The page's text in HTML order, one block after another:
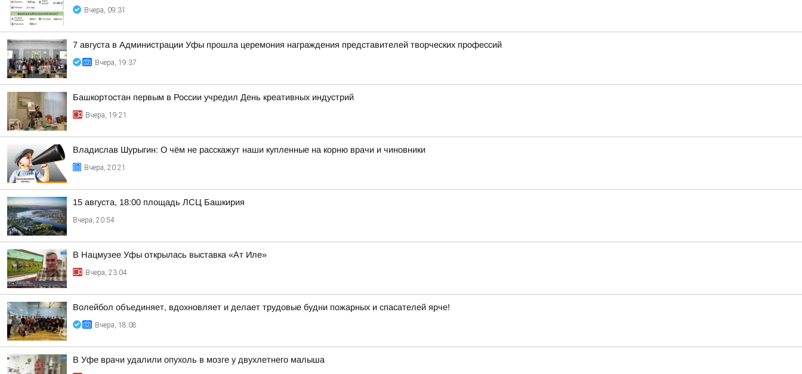
Вчера, 09:31
7 августа в Администрации Уфы прошла церемония награждения представителей творческих профессий
Вчера, 19:37
Башкортостан первым в России учредил День креативных индустрий
Вчера, 19:21
Владислав Шурыгин: О чём не расскажут наши купленные на корню врачи и чиновники
Вчера, 20:21
15 августа, 18:00 площадь ЛСЦ Башкирия
Вчера, 20:54
В Нацмузее Уфы открылась выставка «Ат Иле»
Вчера, 23:04
Волейбол объединяет, вдохновляет и делает трудовые будни пожарных и спасателей ярче!
Вчера, 18:08
В Уфе врачи удалили опухоль в мозге у двухлетнего малыша